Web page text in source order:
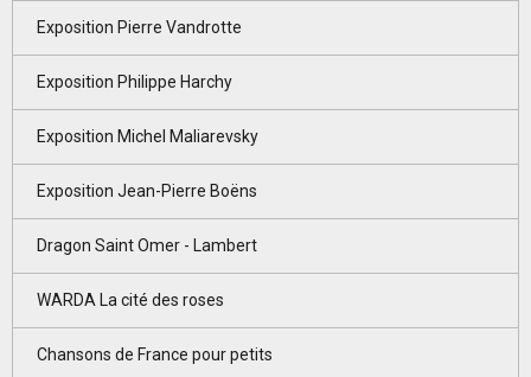
Exposition Pierre Vandrotte
Exposition Philippe Harchy
Exposition Michel Maliarevsky
Exposition Jean-Pierre Boëns
Dragon Saint Omer - Lambert
WARDA La cité des roses
Chansons de France pour petits